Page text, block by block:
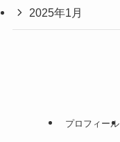
2025年1月
プロフィール